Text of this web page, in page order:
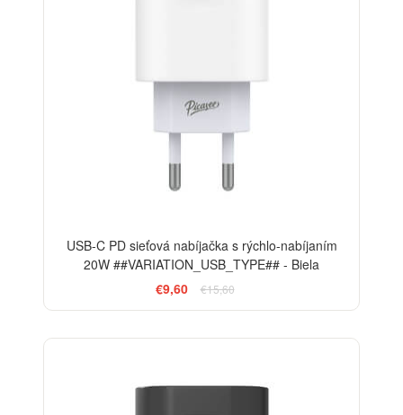
USB-C PD sieťová nabíjačka s rýchlo-nabíjaním
20W ##VARIATION_USB_TYPE## - Biela
€9,60
€15,60